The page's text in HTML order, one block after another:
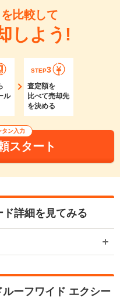
比較して
しよう!
ル
STEP3
査定額を
比べて売却先
を決める
ン入力
スタート
詳細を見てみる
ーフワイド エクシー